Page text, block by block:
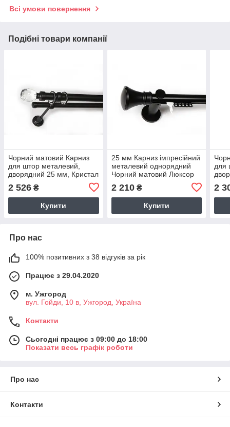
Всі умови повернення
Подібні товари компанії
Чорний матовий Карниз
для штор металевий,
дворядний 25 мм, Кристал
2 526 ₴
Купити
25 мм Карниз імпресійний
металевий однорядний
Чорний матовий Люксор
2 210₴
Купити
для
2
Про нас
100% позитивних з 38 відгуків за рік
Працює з 29.04.2020
м. Ужгород
вул. Гойди, 10 в, Ужгород, Україна
Контакти
Сьогодні працює з 09:00 до 18:00
Показати весь графік роботи
Про нас
Контакти